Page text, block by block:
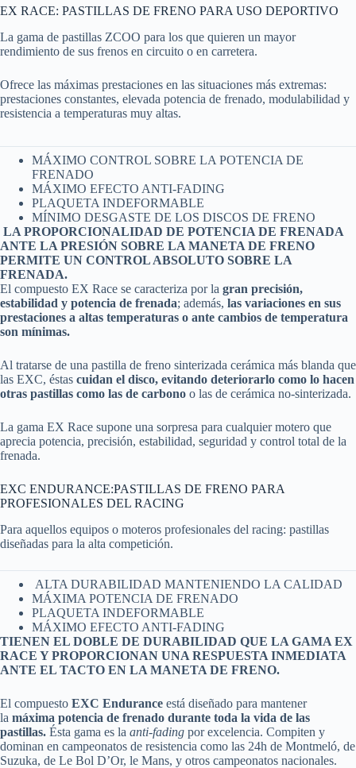
EX RACE: PASTILLAS DE FRENO PARA USO DEPORTIVO
La gama de pastillas ZCOO para los que quieren un mayor
rendimiento de sus frenos en circuito o en carretera.
Ofrece las máximas prestaciones en las situaciones más extremas:
prestaciones constantes, elevada potencia de frenado, modulabilidad y
resistencia a temperaturas muy altas.
MÁXIMO CONTROL SOBRE LA POTENCIA DE
FRENADO
MÁXIMO EFECTO ANTI-FADING
PLAQUETA INDEFORMABLE
MÍNIMO DESGASTE DE LOS DISCOS DE FRENO
LA PROPORCIONALIDAD DE POTENCIA DE FRENADA
ANTE LA PRESIÓN SOBRE LA MANETA DE FRENO
PERMITE UN CONTROL ABSOLUTO SOBRE LA
FRENADA.
El compuesto EX Race se caracteriza por la gran precisión,
estabilidad y potencia de frenada; además, las variaciones en sus
prestaciones a altas temperaturas o ante cambios de temperatura
son mínimas.
Al tratarse de una pastilla de freno sinterizada cerámica más blanda que
las EXC, éstas cuidan el disco, evitando deteriorarlo como lo hacen
otras pastillas como las de carbono o las de cerámica no-sinterizada.
La gama EX Race supone una sorpresa para cualquier motero que
aprecia potencia, precisión, estabilidad, seguridad y control total de la
frenada.
EXC ENDURANCE:PASTILLAS DE FRENO PARA
PROFESIONALES DEL RACING
Para aquellos equipos o moteros profesionales del racing: pastillas
diseñadas para la alta competición.
ALTA DURABILIDAD MANTENIENDO LA CALIDAD
MÁXIMA POTENCIA DE FRENADO
PLAQUETA INDEFORMABLE
MÁXIMO EFECTO ANTI-FADING
TIENEN EL DOBLE DE DURABILIDAD QUE LA GAMA EX
RACE Y PROPORCIONAN UNA RESPUESTA INMEDIATA
ANTE EL TACTO EN LA MANETA DE FRENO.
El compuesto EXC Endurance está diseñado para mantener
la máxima potencia de frenado durante toda la vida de las
pastillas. Ésta gama es la anti-fading por excelencia. Compiten y
dominan en campeonatos de resistencia como las 24h de Montmeló, de
Suzuka, de Le Bol D’Or, le Mans, y otros campeonatos nacionales.